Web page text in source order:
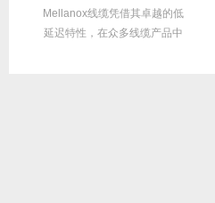
Mellanox线缆凭借其卓越的低
延迟特性，在众多线缆产品中